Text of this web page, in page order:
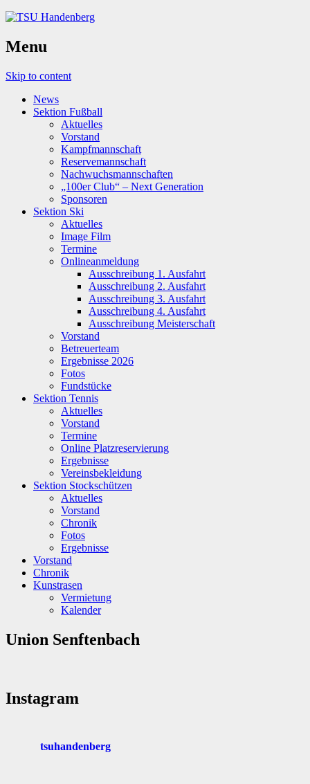
Menu
Skip to content
News
Sektion Fußball
Aktuelles
Vorstand
Kampfmannschaft
Reservemannschaft
Nachwuchsmannschaften
„100er Club“ – Next Generation
Sponsoren
Sektion Ski
Aktuelles
Image Film
Termine
Onlineanmeldung
Ausschreibung 1. Ausfahrt
Ausschreibung 2. Ausfahrt
Ausschreibung 3. Ausfahrt
Ausschreibung 4. Ausfahrt
Ausschreibung Meisterschaft
Vorstand
Betreuerteam
Ergebnisse 2026
Fotos
Fundstücke
Sektion Tennis
Aktuelles
Vorstand
Termine
Online Platzreservierung
Ergebnisse
Vereinsbekleidung
Sektion Stockschützen
Aktuelles
Vorstand
Chronik
Fotos
Ergebnisse
Vorstand
Chronik
Kunstrasen
Vermietung
Kalender
Union Senftenbach
Instagram
tsuhandenberg